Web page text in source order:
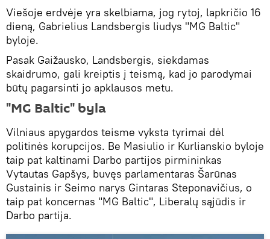
Viešoje erdvėje yra skelbiama, jog rytoj, lapkričio 16
dieną, Gabrielius Landsbergis liudys "MG Baltic"
byloje.
Pasak Gaižausko, Landsbergis, siekdamas
skaidrumo, gali kreiptis į teismą, kad jo parodymai
būtų pagarsinti jo apklausos metu.
"MG Baltic" byla
Vilniaus apygardos teisme vyksta tyrimai dėl
politinės korupcijos. Be Masiulio ir Kurlianskio byloje
taip pat kaltinami Darbo partijos pirmininkas
Vytautas Gapšys, buvęs parlamentaras Šarūnas
Gustainis ir Seimo narys Gintaras Steponavičius, o
taip pat koncernas "MG Baltic", Liberalų sąjūdis ir
Darbo partija.